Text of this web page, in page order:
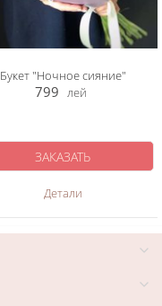
Букет "Ночное сияние"
799 лей
Детали
ЗАКАЗАТЬ